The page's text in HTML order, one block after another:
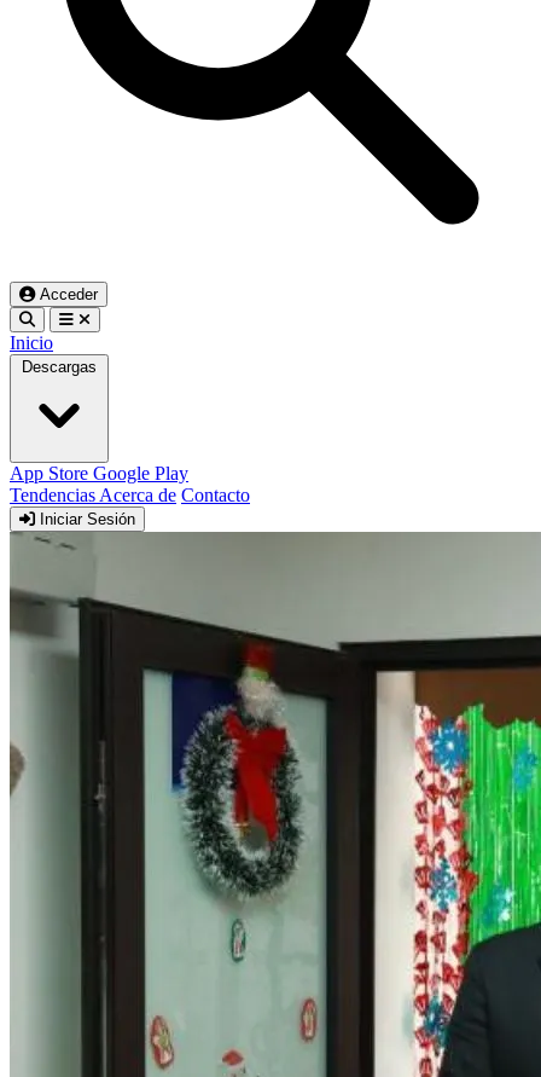
Acceder
Inicio
Descargas
App Store Google Play
Tendencias Acerca de Contacto
Iniciar Sesión